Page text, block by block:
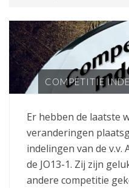
COMPETITIE
Er hebben de laatste
veranderingen
indelingen van de v.v.
de JO13-1. Zij zijn
andere competitie